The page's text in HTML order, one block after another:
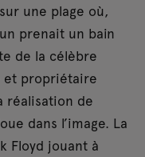
une plage où,
prenait un bain
de la célèbre
et propriétaire
réalisation de
dans l’image. La
Floyd jouant à